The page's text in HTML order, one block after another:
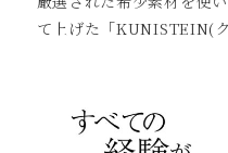
て上げた「KUNISTEIN(